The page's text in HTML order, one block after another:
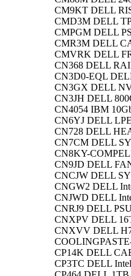
CM9KT DELL
CMD3M DELL
CMPGM DELL
CMR3M DELL
CMVRK DELL
CN368 DELL
CN3D0-EQL
CN3GX DELL
CN3JH DELL
CN4054 IBM
CN6YJ DELL
CN728 DELL
CN7CM DELL
CN8KY-
CN9JD DELL
CNCJW DELL
CNGW2 DELL
CNJWD DELL
CNRJ9 DELL
CNXPV DELL
CNXVV DELL
CP14K DELL
CP3TC DELL